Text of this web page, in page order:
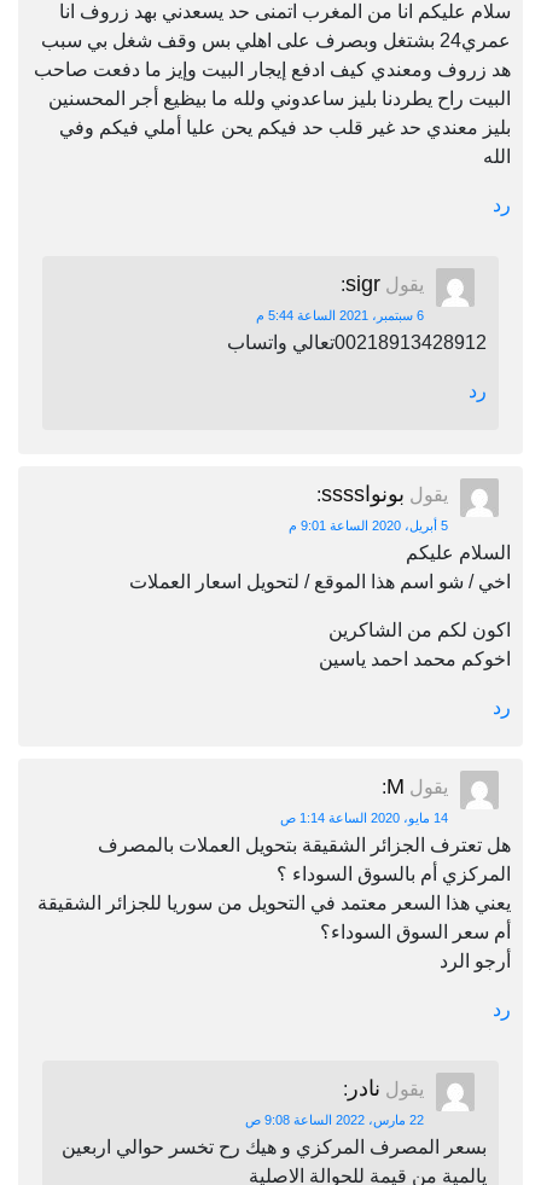
سلام عليكم انا من المغرب اتمنى حد يسعدني بهد زروف انا
عمري24 بشتغل وبصرف على اهلي بس وقف شغل بي سبب
هد زروف ومعندي كيف ادفع إيجار البيت وإيز ما دفعت صاحب
البيت راح يطردنا بليز ساعدوني ولله ما بيظيع أجر المحسنين
بليز معندي حد غير قلب حد فيكم يحن عليا أملي فيكم وفي
الله
رد
يقول sigr
:
6 سبتمبر، 2021 الساعة 5:44 م
00218913428912تعالي واتساب
رد
يقول بونواssss :
5 أبريل، 2020 الساعة 9:01 م
السلام عليكم
اخي / شو اسم هذا الموقع / لتحويل اسعار العملات
اكون لكم من الشاكرين
اخوكم محمد احمد ياسين
رد
يقول M
:
14 مايو، 2020 الساعة 1:14 ص
هل تعترف الجزائر الشقيقة بتحويل العملات بالمصرف
المركزي أم بالسوق السوداء ؟
يعني هذا السعر معتمد في التحويل من سوريا للجزائر الشقيقة
أم سعر السوق السوداء؟
أرجو الرد
رد
يقول نادر :
22 مارس، 2022 الساعة 9:08 ص
بسعر المصرف المركزي و هيك رح تخسر حوالي اربعين
يالمية من قيمة للحوالة الاصلية